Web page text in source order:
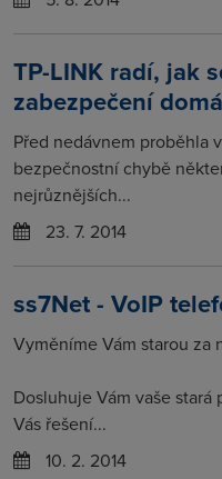
TP-LINK radí, jak
zabezpečení
Před nedávnem proběhla
bezpečnostní chybě
nejrůznějších...
23. 7. 2014
ss7Net - VoIP
Vyměníme Vám starou za
Dosluhuje Vám vaše
Vás řešení...
10. 2. 2014